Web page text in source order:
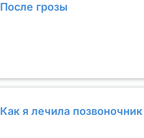
После грозы
Как я лечила позвоночник